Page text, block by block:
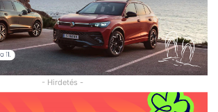
- Hirdetés -